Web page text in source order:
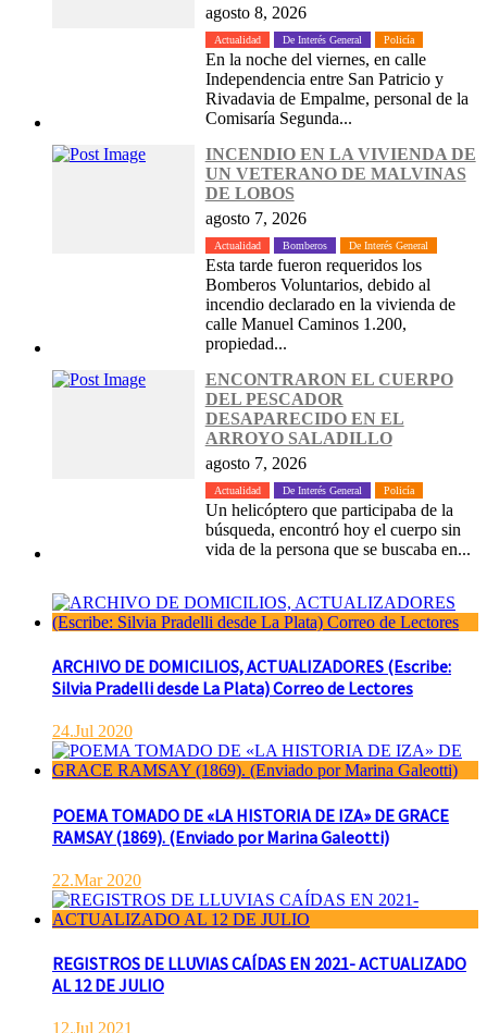
agosto 8, 2026
Actualidad De Interés General Policía
En la noche del viernes, en calle
Independencia entre San Patricio y
Rivadavia de Empalme, personal de la
Comisaría Segunda...
INCENDIO EN LA VIVIENDA DE
UN VETERANO DE MALVINAS
DE LOBOS
agosto 7, 2026
Actualidad Bomberos De Interés General
Esta tarde fueron requeridos los
Bomberos Voluntarios, debido al
incendio declarado en la vivienda de
calle Manuel Caminos 1.200,
propiedad...
ENCONTRARON EL CUERPO
DEL PESCADOR
DESAPARECIDO EN EL
ARROYO SALADILLO
agosto 7, 2026
Actualidad De Interés General Policía
Un helicóptero que participaba de la
búsqueda, encontró hoy el cuerpo sin
vida de la persona que se buscaba en...
ARCHIVO DE DOMICILIOS, ACTUALIZADORES (Escribe:
Silvia Pradelli desde La Plata) Correo de Lectores
24.Jul 2020
POEMA TOMADO DE «LA HISTORIA DE IZA» DE GRACE
RAMSAY (1869). (Enviado por Marina Galeotti)
22.Mar 2020
REGISTROS DE LLUVIAS CAÍDAS EN 2021- ACTUALIZADO
AL 12 DE JULIO
12.Jul 2021